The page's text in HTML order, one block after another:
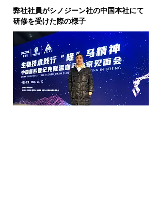
弊社社員がシノジーン社の中国本社にて
研修を受けた際の様子